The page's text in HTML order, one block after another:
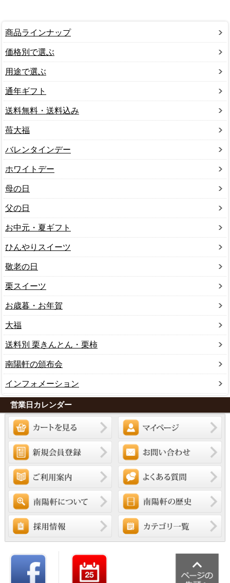
商品ラインナップ
価格別で選ぶ
用途で選ぶ
通年ギフト
送料無料・送料込み
苺大福
バレンタインデー
ホワイトデー
母の日
父の日
お中元・夏ギフト
ひんやりスイーツ
敬老の日
栗スイーツ
お歳暮・お年賀
大福
送料別 栗きんとん・栗柿
南陽軒の頒布会
インフォメーション
営業日カレンダー